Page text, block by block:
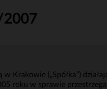
2007
Krakowie („Spółka”)
roku w sprawie